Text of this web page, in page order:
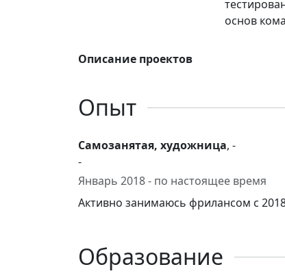
основ
Описание проектов
Опыт
Самозанятая, художница, -
-
Январь 2018 - по настоящее время
Активно занимаюсь фрилансом с
Образование